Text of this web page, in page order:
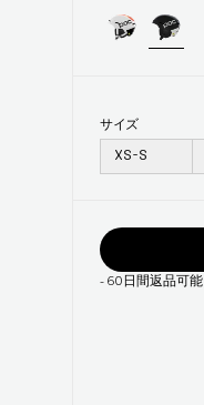
サイズ
XS-S
- 60日間返品可能